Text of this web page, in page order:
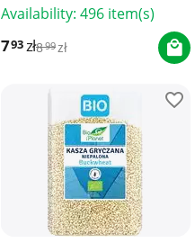
Availability: 496 item(s)
793zł899 zł